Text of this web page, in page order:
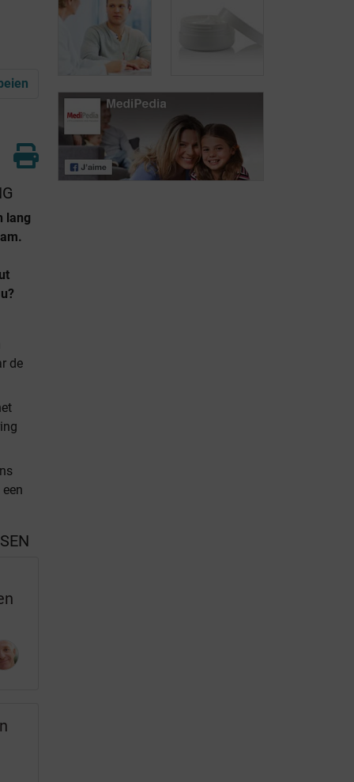
lang
de
Aambeien: twee
soorten
chirurgie
De rol van
Aambeien: niet-
chirurgische
behandelingen
Plaatselijke
behandelingen:
crèmes tegen
aambeien